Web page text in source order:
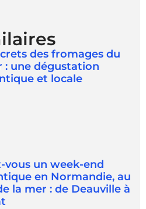
des fromages du
: une dégustation
et locale
vous un week-end
en Normandie, au
la mer : de Deauville à